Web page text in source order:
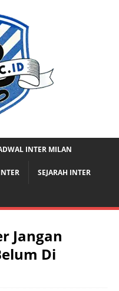
INTER MILAN
SEJARAH INTER
Jangan
Di